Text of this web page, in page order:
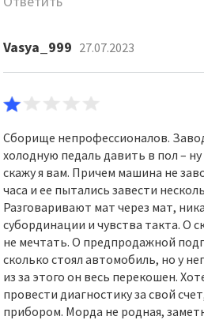
Vasya_999 27.07.2023
Сборище непрофессионалов.
холодную педаль давить в пол –
скажу я вам. Причем машина не
часа и ее пытались завести
Разговаривают мат через мат,
субординации и чувства такта. О
не мечтать. О предпродажной
сколько стоял автомобиль, но у
из за этого он весь перекошен.
провести диагностику за свой
прибором. Морда не родная,